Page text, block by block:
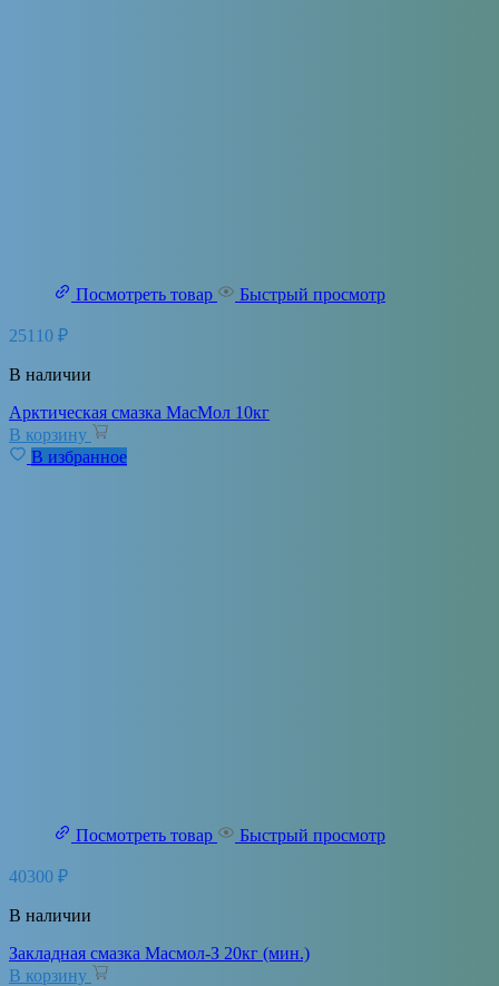
Посмотреть товар Быстрый просмотр
25110 ₽
В наличии
Арктическая смазка МасМол 10кг
В корзину
В избранное
Посмотреть товар Быстрый просмотр
40300 ₽
В наличии
Закладная смазка Масмол-З 20кг (мин.)
В корзину